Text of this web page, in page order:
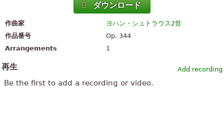
ダウンロード
作曲家
ヨハン・シュトラウス2世
作品番号
Op. 344
Arrangements
1
Add recording
再生
Be the first to add a recording or video.